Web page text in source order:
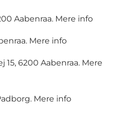
Aabenraa. Mere info
Mere info
15, 6200 Aabenraa. Mere
Mere info